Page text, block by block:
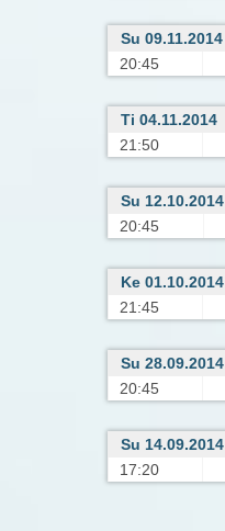
Su 09.11.2014
20:45
Ti 04.11.2014
21:50
Su 12.10.2014
20:45
Ke 01.10.2014
21:45
Su 28.09.2014
20:45
Su 14.09.2014
17:20